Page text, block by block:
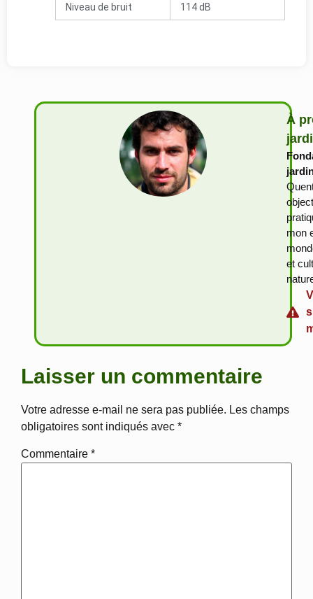
Niveau de bruit 114 dB
À
mon
et
Laisser un commentaire
Votre adresse e-mail ne sera pas publiée. Les champs
obligatoires sont indiqués avec *
Commentaire *